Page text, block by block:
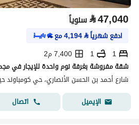
⃁47,040 سنوياً
ادفع شهرياً⃁
4,194مع
1
1
7,400 م2
شقة مفروشة بغرفة نوم واحدة للإيجار في
الإيميل
اتصال